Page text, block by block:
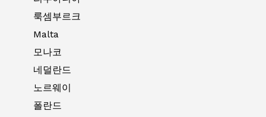
룩셈부르크
Malta
모나코
네덜란드
노르웨이
폴란드